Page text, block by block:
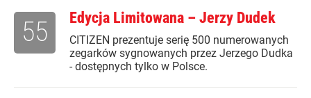
Edycja Limitowana – Jerzy Dudek
CITIZEN prezentuje serię 500 numerowanych
zegarków sygnowanych przez Jerzego Dudka
- dostępnych tylko w Polsce.
55